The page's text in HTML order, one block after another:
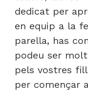
dedicat per
en equip a la
parella, has
podeu ser
pels vostres
per començar